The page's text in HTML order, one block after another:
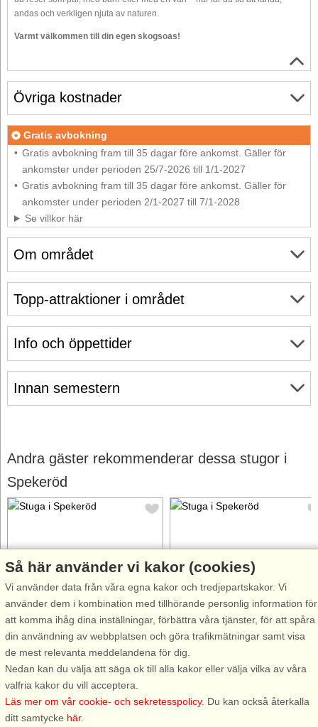
andas och verkligen njuta av naturen.
Varmt välkommen till din egen skogsoas!
Om området
Info och öppettider
Innan semestern
Övriga kostnader
Gratis avbokning
Gratis avbokning fram till 35 dagar före ankomst. Gäller för
ankomster under perioden 25/7-2026 till 1/1-2027
Gratis avbokning fram till 35 dagar före ankomst. Gäller för
ankomster under perioden 2/1-2027 till 7/1-2028
Se villkor här
Topp-attraktioner i området
Andra gäster rekommenderar dessa stugor i
Spekeröd
Stugnr: 53698
Spekeröd
4 personer, 46 m²
5,3 km till sjö/hav:.
Välkommen till Spekeröd 10 km
från Stenungssund och
dagsflyktsavstånd till kustöarna
Tjörn och Orust. Stugan är
Stugnr: 63394
Spekeröd
4 personer, 100 m²
6,0 km till sjö/hav:.
Skogsoas med spa, bastu och
naturnära boende i vacker
Så här använder vi kakor (cookies)
Vi använder data från våra egna kakor och tredjepartskakor. Vi
använder dem i kombination med tillhörande personlig information för
att komma ihåg dina inställningar, förbättra våra tjänster, för att spåra
din användning av webbplatsen och göra trafikmätningar samt visa
de mest relevanta meddelandena för dig.
Nedan kan du välja att säga ok till alla kakor eller välja vilka av våra
valfria kakor du vill acceptera.
Läs mer om vår cookie- och sekretesspolicy. Du kan också återkalla
ditt samtycke här.